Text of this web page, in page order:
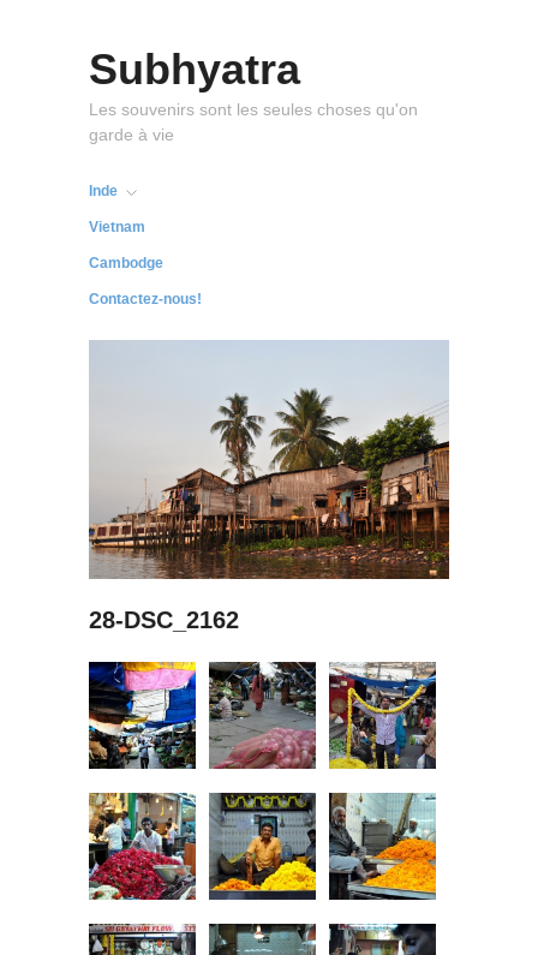
Subhyatra
Les souvenirs sont les seules choses qu'on
garde à vie
Inde
Vietnam
Cambodge
Contactez-nous!
28-DSC_2162